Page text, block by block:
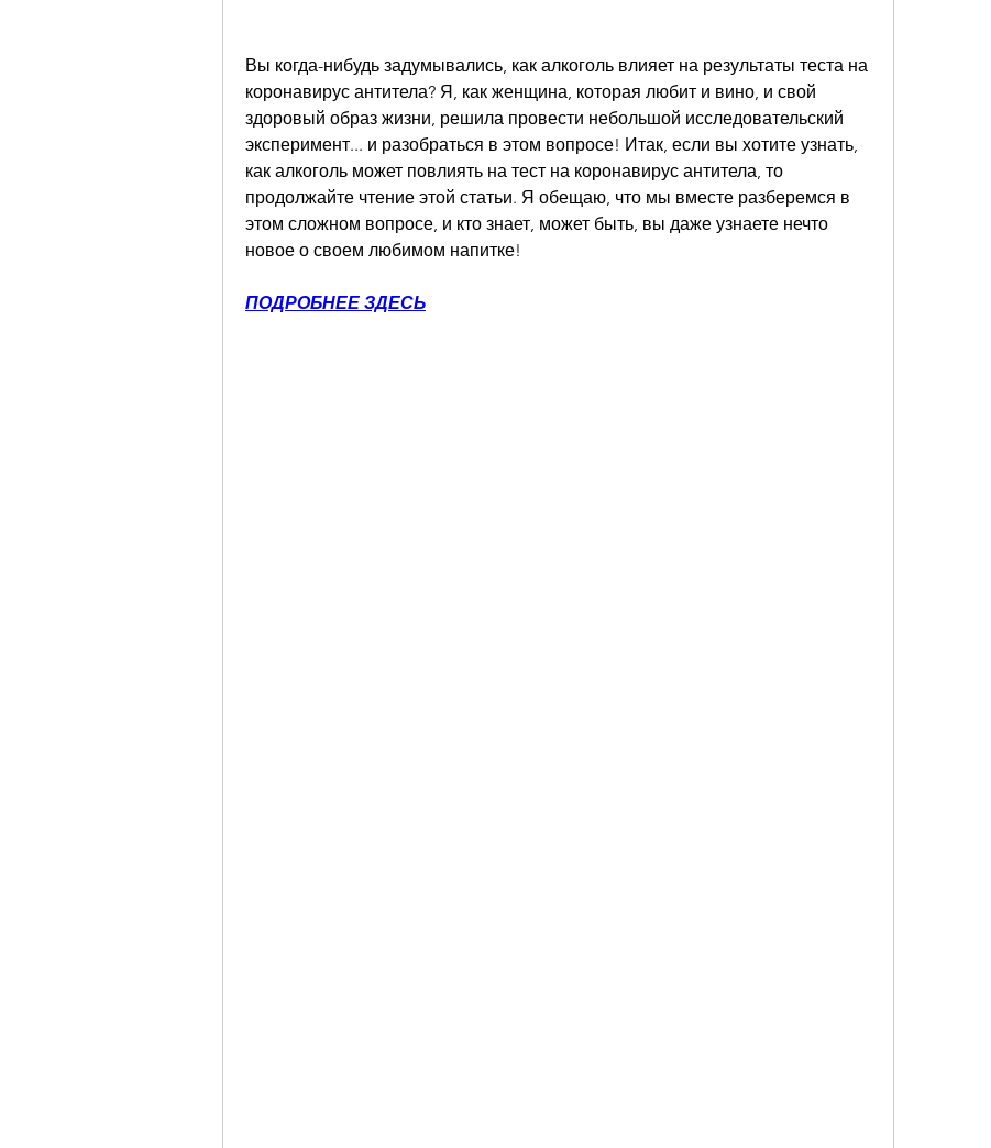
Вы когда-нибудь задумывались, как алкоголь влияет на результаты теста на
коронавирус антитела? Я, как женщина, которая любит и вино, и свой
здоровый образ жизни, решила провести небольшой исследовательский
эксперимент... и разобраться в этом вопросе! Итак, если вы хотите узнать,
как алкоголь может повлиять на тест на коронавирус антитела, то
продолжайте чтение этой статьи. Я обещаю, что мы вместе разберемся в
этом сложном вопросе, и кто знает, может быть, вы даже узнаете нечто
новое о своем любимом напитке!
ПОДРОБНЕЕ ЗДЕСЬ